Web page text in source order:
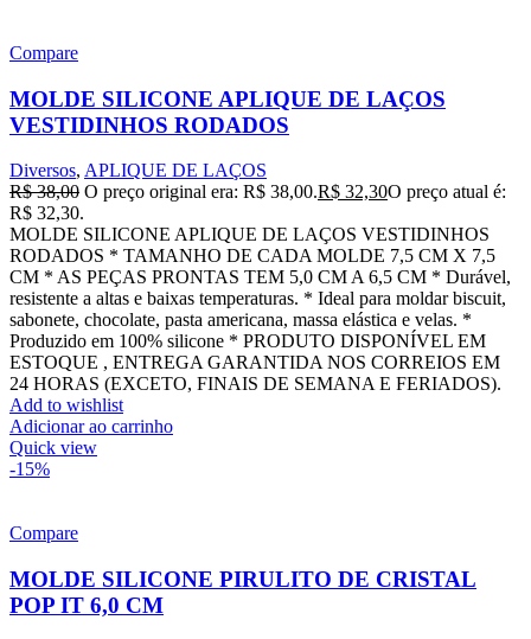
Compare
MOLDE SILICONE APLIQUE DE LAÇOS
VESTIDINHOS RODADOS
Diversos, APLIQUE DE LAÇOS
R$38,00 O preço original era: R$ 38,00.R$ 32,30O preço atual é:
R$ 32,30.
MOLDE SILICONE APLIQUE DE LAÇOS VESTIDINHOS
RODADOS * TAMANHO DE CADA MOLDE 7,5 CM X 7,5
CM * AS PEÇAS PRONTAS TEM 5,0 CM A 6,5 CM * Durável,
resistente a altas e baixas temperaturas. * Ideal para moldar biscuit,
sabonete, chocolate, pasta americana, massa elástica e velas. *
Produzido em 100% silicone * PRODUTO DISPONÍVEL EM
ESTOQUE , ENTREGA GARANTIDA NOS CORREIOS EM
24 HORAS (EXCETO, FINAIS DE SEMANA E FERIADOS).
Add to wishlist
Adicionar ao carrinho
Quick view
-15%
Compare
MOLDE SILICONE PIRULITO DE CRISTAL
POP IT 6,0 CM